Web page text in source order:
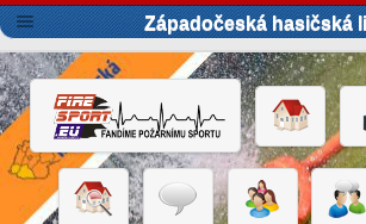
Západočeská hasičská